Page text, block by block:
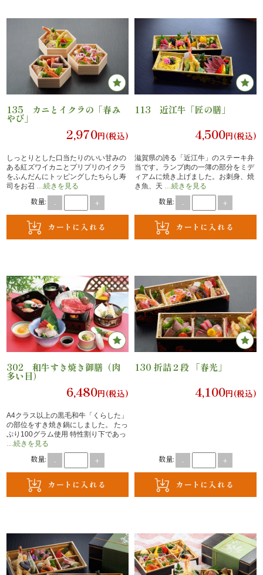
ー
ブ
ル
く
ら
堂
の
こ
だ
り
注
文
方
配
達
※ポイントはご購入商品の合計額に応じて
付与されます。
※貯まったポイントは、1ポイント1円とし
て次回注文金額からお値引き可能です。
※ポイントのご利用には会員登録が必要で
す。
135 カニとイクラの「春み
やび」
2,970円(税込)
しっとりとした口当たりのいい甘みの
ある紅ズワイカニとプリプリのイクラ
をふんだんにトッピングしたちらし寿
司をお召 …続きを見る
数量: - +
113 近江牛「匠の膳」
4,500円(税込)
滋賀県の誇る「近江牛」のステーキ弁
当です。ランプ肉の一簿の部分をミデ
ィアムに焼き上げました。お刺身、焼
き魚、天 …続きを見る
数量: - +
302 和牛すき焼き御膳（肉
多い目）
6,480円(税込)
A4クラス以上の黒毛和牛「くらした」
の部位をすき焼き鍋にしました。 たっ
ぷり100グラム使用 特性割り下であっ
…続きを見る
数量: - +
130 折詰２段 「春光」
4,100円(税込)
数量: - +